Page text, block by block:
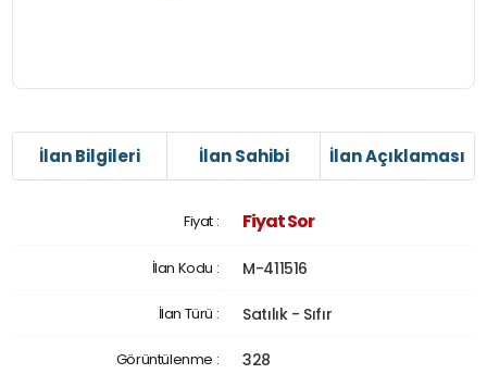
İlan Bilgileri İlan Sahibi İlan Açıklaması
Fiyat : Fiyat Sor
İlan Kodu : M-411516
İlan Türü : Satılık - Sıfır
Görüntülenme : 328